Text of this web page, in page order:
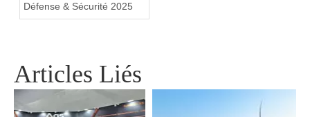
Défense & Sécurité 2025
Articles Liés